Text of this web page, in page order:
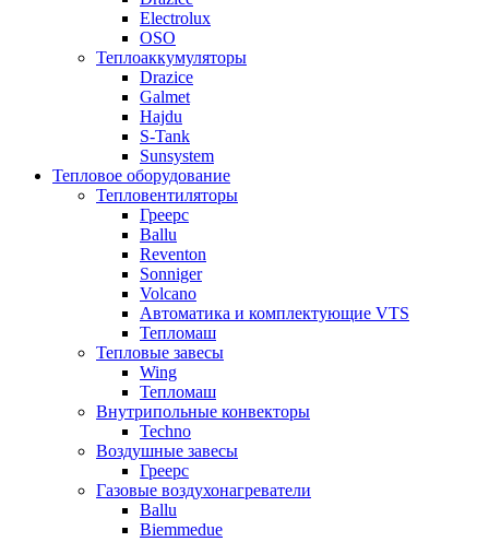
Electrolux
OSO
Теплоаккумуляторы
Drazice
Galmet
Hajdu
S-Tank
Sunsystem
Тепловое оборудование
Тепловентиляторы
Греерс
Ballu
Reventon
Sonniger
Volcano
Автоматика и комплектующие VTS
Тепломаш
Тепловые завесы
Wing
Тепломаш
Внутрипольные конвекторы
Techno
Воздушные завесы
Греерс
Газовые воздухонагреватели
Ballu
Biemmedue